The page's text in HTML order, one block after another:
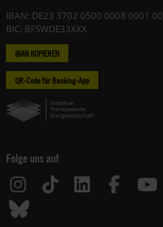
IBAN: DE23 3702 0500 0008 0901 00
BIC: BFSWDE33XXX
IBAN KOPIEREN
QR-Code für Banking-App
Folge uns auf